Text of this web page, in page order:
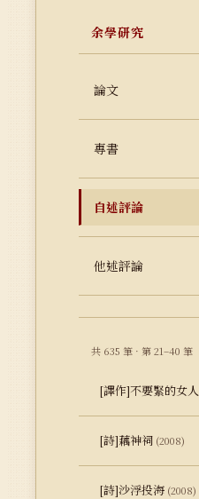
余學研究
論文
專書
自述評論
他述評論
共 635 筆 · 第 21–40 筆
[譯作]不要緊的女人
[詩]藕神祠 (2008)
[詩]沙浮投海 (2008)